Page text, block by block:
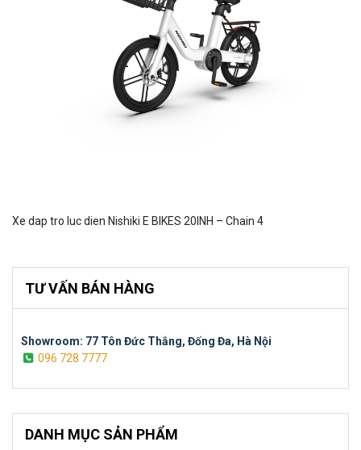
Xe dap tro luc dien Nishiki E BIKES 20INH – Chain 4
TƯ VẤN BÁN HÀNG
Showroom: 77 Tôn Đức Thắng, Đống Đa, Hà Nội
096 728 7777
DANH MỤC SẢN PHẨM